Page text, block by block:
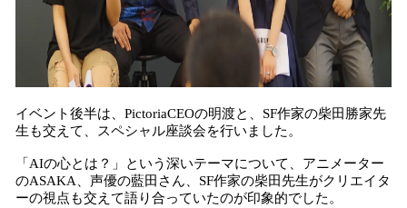
イベント後半は、PictoriaCEOの明渡と、SF作家の柴田勝家先
生も交えて、スペシャル座談会を行いました。
「AIの心とは？」という深いテーマについて、アニメーター
のASAKA、声優の藍田さん、SF作家の柴田先生がクリエイタ
ーの視点も交えて語り合っていたのが印象的でした。